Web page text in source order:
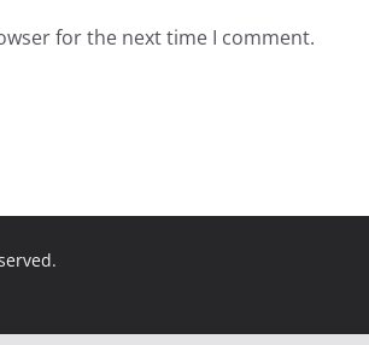
for the next time I comment.